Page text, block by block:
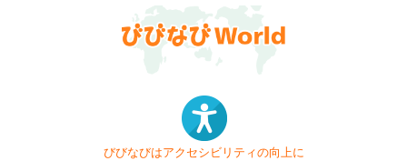
びびなびはアクセシビリティの向上に